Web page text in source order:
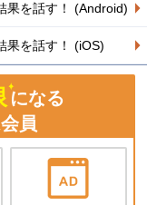
果を話す！ (Android)
果を話す！ (iOS)
になる
員